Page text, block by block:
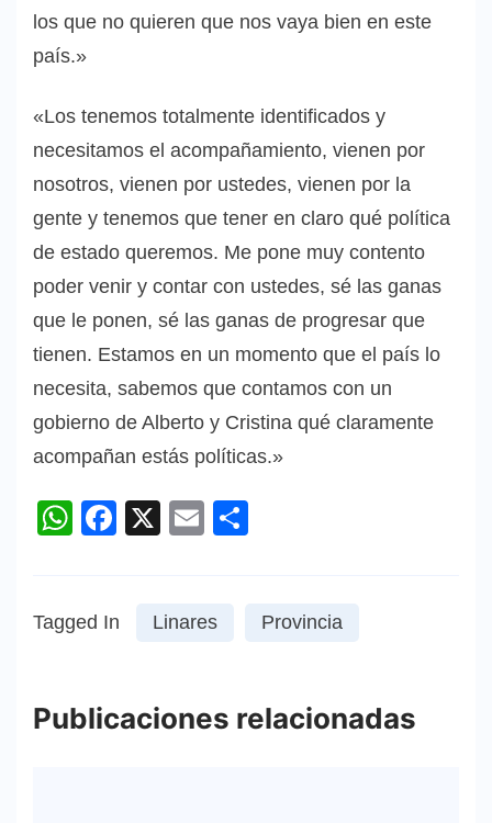
los que no quieren que nos vaya bien en este
país.»
«Los tenemos totalmente identificados y
necesitamos el acompañamiento, vienen por
nosotros, vienen por ustedes, vienen por la
gente y tenemos que tener en claro qué política
de estado queremos. Me pone muy contento
poder venir y contar con ustedes, sé las ganas
que le ponen, sé las ganas de progresar que
tienen. Estamos en un momento que el país lo
necesita, sabemos que contamos con un
gobierno de Alberto y Cristina qué claramente
acompañan estás políticas.»
WhatsApp
Facebook
X Email
Tagged In Linares Provincia
Publicaciones relacionadas